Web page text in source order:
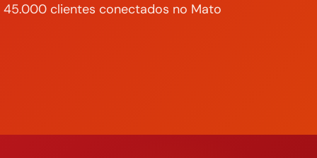
clientes conectados no Mato